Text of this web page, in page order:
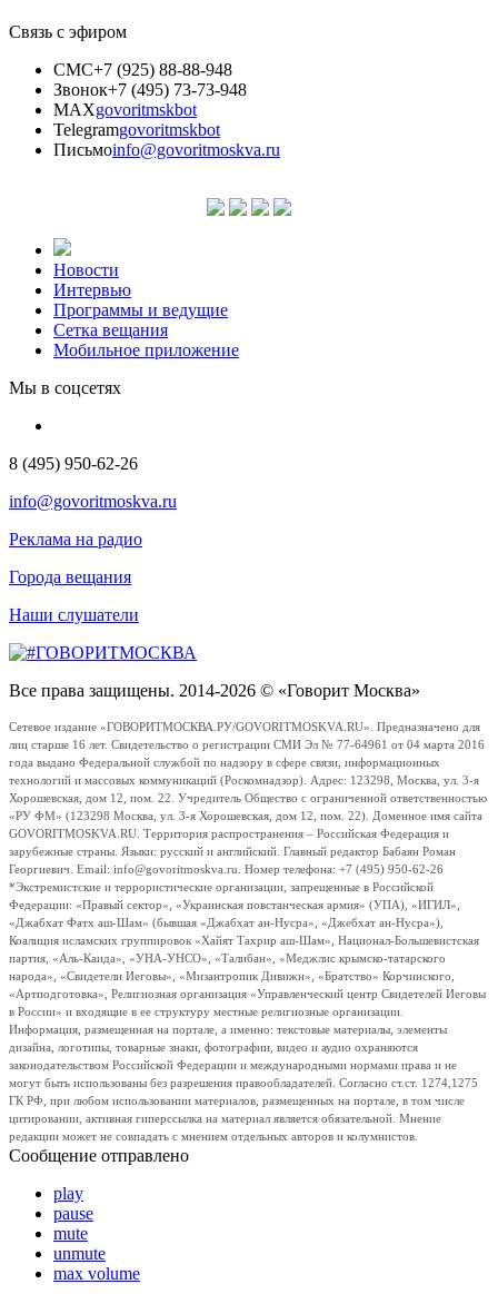
Связь с эфиром
СМС+7 (925) 88-88-948
Звонок+7 (495) 73-73-948
MAXgovoritmskbot
Telegramgovoritmskbot
Письмоinfo@govoritmoskva.ru
Новости
Интервью
Программы и ведущие
Сетка вещания
Мобильное приложение
Мы в соцсетях
8 (495) 950-62-26
info@govoritmoskva.ru
Реклама на радио
Города вещания
Наши слушатели
Все права защищены. 2014-2026 © «Говорит Москва»
Сетевое издание «ГОВОРИТМОСКВА.РУ/GOVORITMOSKVA.RU». Предназначено для
лиц старше 16 лет. Свидетельство о регистрации СМИ Эл № 77-64961 от 04 марта 2016
года выдано Федеральной службой по надзору в сфере связи, информационных
технологий и массовых коммуникаций (Роскомнадзор). Адрес: 123298, Москва, ул. 3-я
Хорошевская, дом 12, пом. 22. Учредитель Общество с ограниченной ответственностью
«РУ ФМ» (123298 Москва, ул. 3-я Хорошевская, дом 12, пом. 22). Доменное имя сайта
GOVORITMOSKVA.RU. Территория распространения – Российская Федерация и
зарубежные страны. Языки: русский и английский. Главный редактор Бабаян Роман
Георгиевич. Email: info@govoritmoskva.ru. Номер телефона: +7 (495) 950-62-26
*Экстремистские и террористические организации, запрещенные в Российской
Федерации: «Правый сектор», «Украинская повстанческая армия» (УПА), «ИГИЛ»,
«Джабхат Фатх аш-Шам» (бывшая «Джабхат ан-Нусра», «Джебхат ан-Нусра»),
Коалиция исламских группировок «Хайят Тахрир аш-Шам», Национал-Большевистская
партия, «Аль-Каида», «УНА-УНСО», «Талибан», «Меджлис крымско-татарского
народа», «Свидетели Иеговы», «Мизантропик Дивижн», «Братство» Корчинского,
«Артподготовка», Религиозная организация «Управленческий центр Свидетелей Иеговы
в России» и входящие в ее структуру местные религиозные организации.
Информация, размещенная на портале, а именно: текстовые материалы, элементы
дизайна, логотипы, товарные знаки, фотографии, видео и аудио охраняются
законодательством Российской Федерации и международными нормами права и не
могут быть использованы без разрешения правообладателей. Согласно ст.ст. 1274,1275
ГК РФ, при любом использовании материалов, размещенных на портале, в том числе
цитировании, активная гиперссылка на материал является обязательной. Мнение
редакции может не совпадать с мнением отдельных авторов и колумнистов.
Сообщение отправлено
play
pause
mute
unmute
max volume